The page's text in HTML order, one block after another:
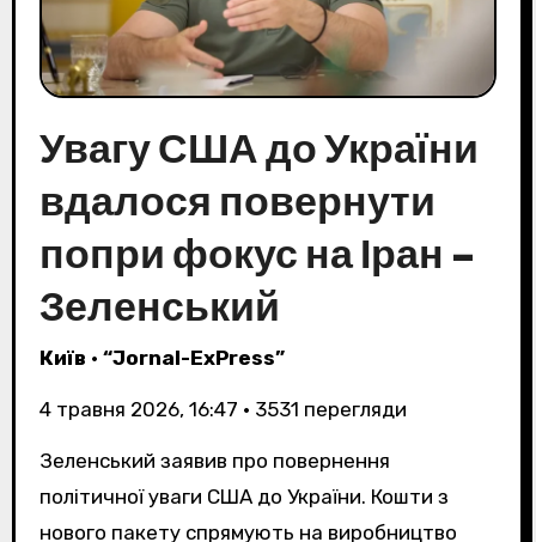
Увагу США до України
вдалося повернути
попри фокус на Іран –
Зеленський
Київ • “Jornal-ExPress”
4 травня 2026, 16:47 • 3531 перегляди
Зеленський заявив про повернення
політичної уваги США до України. Кошти з
нового пакету спрямують на виробництво